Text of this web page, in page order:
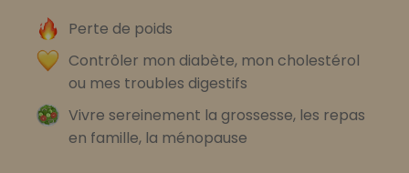
Perte de poids
Contrôler mon diabète, mon cholestérol
ou mes troubles digestifs
Vivre sereinement la grossesse, les repas
en famille, la ménopause